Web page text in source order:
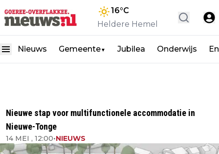
16°C
Heldere Hemel
Nieuws Gemeente▼ Jubilea Onderwijs
Nieuwe stap voor multifunctionele accommodatie in
Nieuwe-Tonge
14 MEI , 12:00•NIEUWS